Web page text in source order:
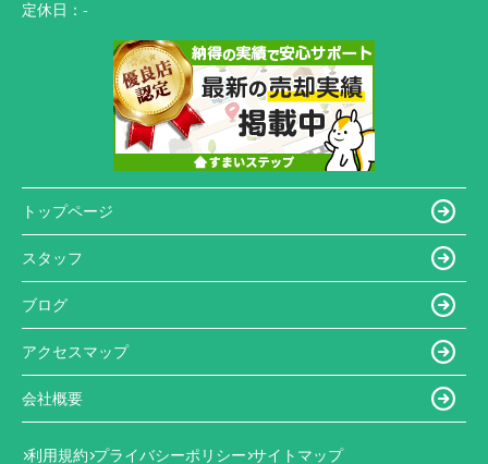
定休日： -
トップページ
スタッフ
ブログ
アクセスマップ
会社概要
利用規約 プライバシーポリシー サイトマップ